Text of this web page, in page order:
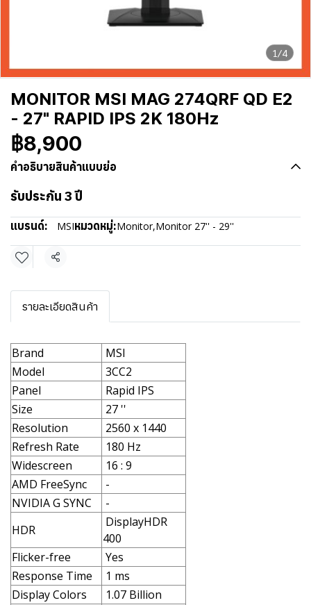
1/4
MONITOR MSI MAG 274QRF QD E2
- 27" RAPID IPS 2K 180Hz
฿8,900
คำอธิบายสินค้าแบบย่อ
รับประกัน 3 ปี
แบรนด์: MSIหมวดหมู่:Monitor,Monitor 27'' - 29''
แชร์
รายละเอียดสินค้า
Brand
MSI
Model
3CC2
Panel
Rapid IPS
Size
27 ''
Resolution
2560 x 1440
Refresh Rate
180 Hz
Widescreen
16 : 9
AMD FreeSync
-
NVIDIA G SYNC
-
HDR
DisplayHDR
400
Flicker-free
Yes
Response Time
1 ms
Display Colors
1.07 Billion